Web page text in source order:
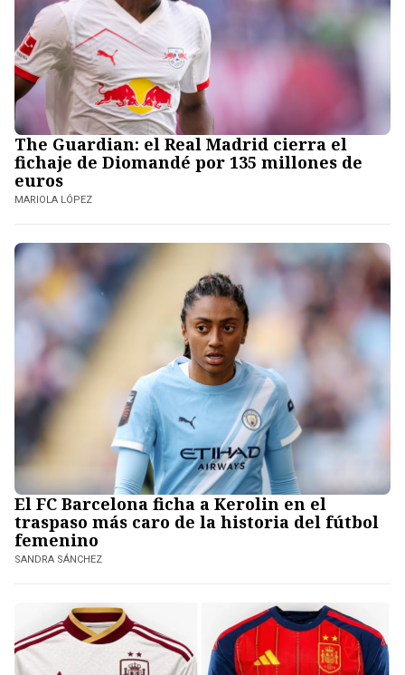
The Guardian: el Real Madrid cierra el
fichaje de Diomandé por 135 millones de
euros
MARIOLA LÓPEZ
El FC Barcelona ficha a Kerolin en el
traspaso más caro de la historia del fútbol
femenino
SANDRA SÁNCHEZ